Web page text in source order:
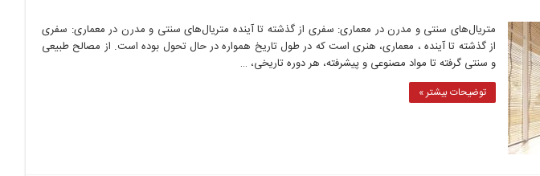
متریال‌های سنتی و مدرن در معماری: سفری از گذشته تا آینده متریال‌های سنتی و مدرن در معماری: سفری
از گذشته تا آینده ، معماری، هنری است که در طول تاریخ همواره در حال تحول بوده است. از مصالح طبیعی
و سنتی گرفته تا مواد مصنوعی و پیشرفته، هر دوره تاریخی، …
توضیحات بیشتر »